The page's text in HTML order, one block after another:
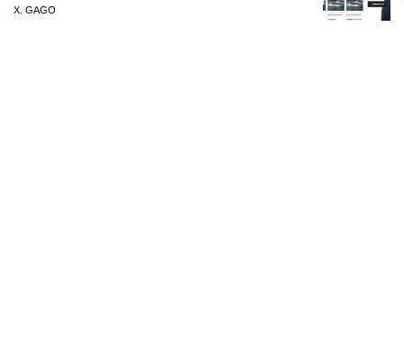
X. GAGO